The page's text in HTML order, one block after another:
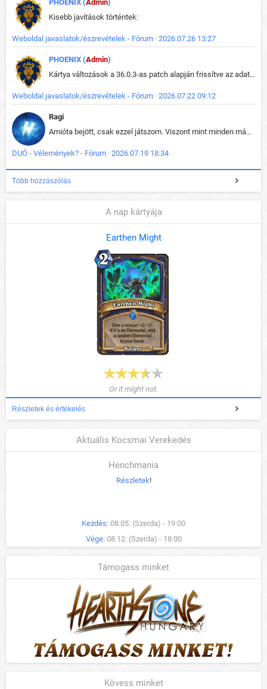
PHOENIX (Admin)
Kisebb javítások történtek:
Weboldal javaslatok/észrevételek - Fórum · 2026.07.26 13:27
PHOENIX (Admin)
Kártya változások a 36.0.3-as patch alapján frissítve az adatbázisban (képek is cserélve).
Weboldal javaslatok/észrevételek - Fórum · 2026.07.22 09:12
Ragi
Amióta bejött, csak ezzel játszom. Viszont mint minden más - akár az alapjáték is, ez is baromira összetett lett. Néha már pár kör után is esélytelen az egész. Vagy irreállisan túltápol valaki, vagy lelép a partner, vagy csak hülye mint a segg. És amikor eljönne az én időm, na akkor jön el mindenki másé is. Engem jobban érdekelne, hogy ki milyen ratingen szokott játszani. Na ez lenne egy érdekes adat.
DUÓ - Vélemények? - Fórum · 2026.07.19 18:34
Több hozzászólás
A nap kártyája
Earthen Might
Or it might not.
Részletek és értékelés
Aktuális Kocsmai Verekedés
Henchmania
Részletek!
Kezdés: 08.05. (Szerda) - 19:00
Vége: 08.12. (Szerda) - 18:00
Támogass minket
Kövess minket